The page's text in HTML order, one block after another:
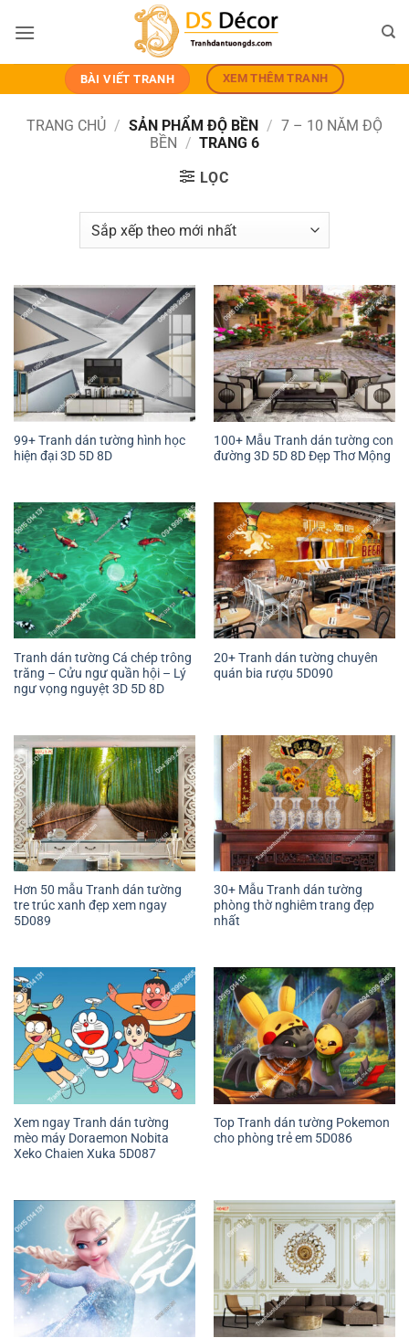
qua
BÀI VIẾT TRANH XEM THÊM TRANH
TRANG CHỦ / SẢN PHẨM ĐỘ BỀN / 7 – 10 NĂM ĐỘ
BỀN / TRANG 6
LỌC
99+ Tranh dán tường hình học
hiện đại 3D 5D 8D
100+ Mẫu Tranh dán tường con
đường 3D 5D 8D Đẹp Thơ Mộng
Tranh dán tường Cá chép trông
trăng – Cửu ngư quần hội – Lý
ngư vọng nguyệt 3D 5D 8D
20+ Tranh dán tường chuyên
quán bia rượu 5D090
Hơn 50 mẫu Tranh dán tường
tre trúc xanh đẹp xem ngay
5D089
30+ Mẫu Tranh dán tường
phòng thờ nghiêm trang đẹp
nhất
Xem ngay Tranh dán tường
mèo máy Doraemon Nobita
Xeko Chaien Xuka 5D087
Top Tranh dán tường Pokemon
cho phòng trẻ em 5D086